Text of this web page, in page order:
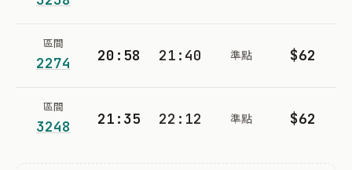
區間
2274 20:58 21:40 準點 $62
區間
3248 21:35 22:12 準點 $62